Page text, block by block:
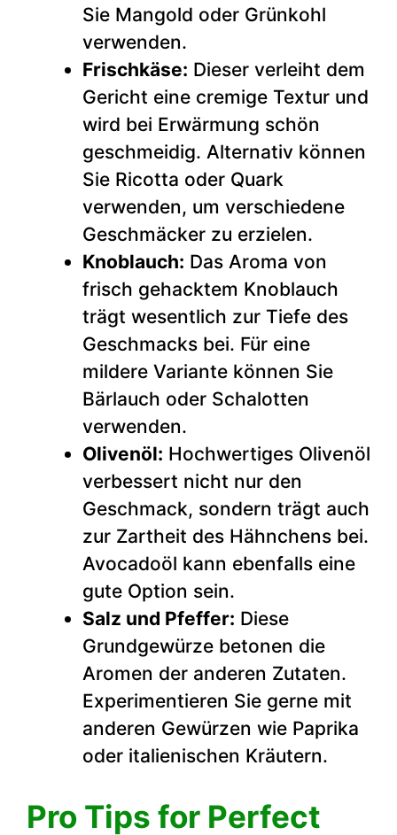
Sie Mangold oder Grünkohl
verwenden.
Frischkäse: Dieser verleiht dem
Gericht eine cremige Textur und
wird bei Erwärmung schön
geschmeidig. Alternativ können
Sie Ricotta oder Quark
verwenden, um verschiedene
Geschmäcker zu erzielen.
Knoblauch: Das Aroma von
frisch gehacktem Knoblauch
trägt wesentlich zur Tiefe des
Geschmacks bei. Für eine
mildere Variante können Sie
Bärlauch oder Schalotten
verwenden.
Olivenöl: Hochwertiges Olivenöl
verbessert nicht nur den
Geschmack, sondern trägt auch
zur Zartheit des Hähnchens bei.
Avocadoöl kann ebenfalls eine
gute Option sein.
Salz und Pfeffer: Diese
Grundgewürze betonen die
Aromen der anderen Zutaten.
Experimentieren Sie gerne mit
anderen Gewürzen wie Paprika
oder italienischen Kräutern.
Pro Tips for Perfect